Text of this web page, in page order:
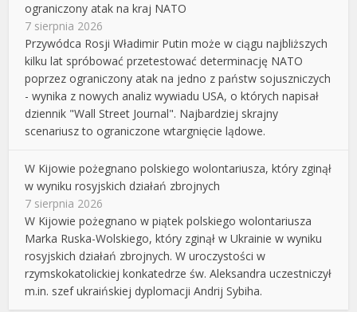
ograniczony atak na kraj NATO
7 sierpnia 2026
Przywódca Rosji Władimir Putin może w ciągu najbliższych
kilku lat spróbować przetestować determinację NATO
poprzez ograniczony atak na jedno z państw sojuszniczych
- wynika z nowych analiz wywiadu USA, o których napisał
dziennik "Wall Street Journal". Najbardziej skrajny
scenariusz to ograniczone wtargnięcie lądowe.
W Kijowie pożegnano polskiego wolontariusza, który zginął
w wyniku rosyjskich działań zbrojnych
7 sierpnia 2026
W Kijowie pożegnano w piątek polskiego wolontariusza
Marka Ruska-Wolskiego, który zginął w Ukrainie w wyniku
rosyjskich działań zbrojnych. W uroczystości w
rzymskokatolickiej konkatedrze św. Aleksandra uczestniczył
m.in. szef ukraińskiej dyplomacji Andrij Sybiha.